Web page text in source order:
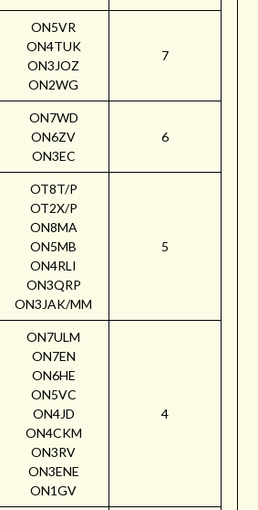
ON5VR
ON4TUK
ON3JOZ
ON2WG
7
ON7WD
ON6ZV
ON3EC
6
OT8T/P
OT2X/P
ON8MA
ON5MB
ON4RLI
ON3QRP
ON3JAK/MM
5
ON7ULM
ON7EN
ON6HE
ON5VC
ON4JD
ON4CKM
ON3RV
ON3ENE
ON1GV
4